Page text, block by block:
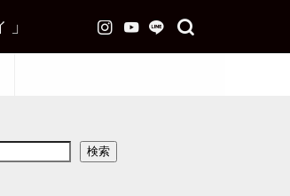
検索